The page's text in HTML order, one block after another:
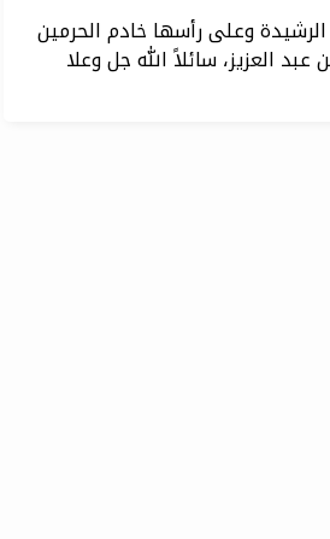
وعلى رأسها خادم الحرمين
العزيز، سائلاً الله جل وعلا